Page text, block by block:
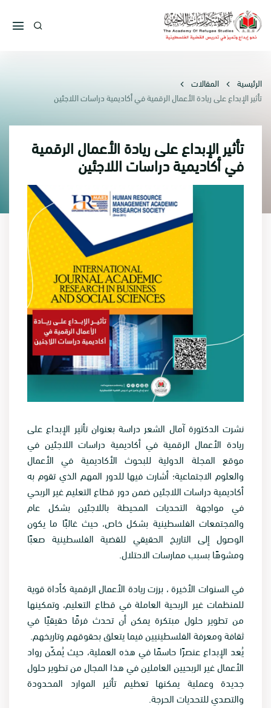
الرئيسية
المقالات
تأثير الإبداع على ريادة الأعمال الرقمية في أكاديمية دراسات اللاجئين
تأثير الإبداع على ريادة الأعمال الرقمية
في أكاديمية دراسات اللاجئين
نشرت الدكتورة آمال الشعر دراسة بعنوان تأثير الإبداع على
ريادة الأعمال الرقمية في أكاديمية دراسات اللاجئين في
موقع المجلة الدولية للبحوث الأكاديمية في الأعمال
والعلوم الاجتماعية؛ أشارت فيها للدور المهم الذي تقوم به
أكاديمية دراسات اللاجئين ضمن دور قطاع التعليم غير الربحي
في مواجهة التحديات المحيطة باللاجئين بشكل عام
والمجتمعات الفلسطينية بشكل خاص، حيث غالبًا ما يكون
الوصول إلى التاريخ الحقيقي للقضية الفلسطينية صعبًا
ومشوهًا بسبب ممارسات الاحتلال.
في السنوات الأخيرة ، برزت ريادة الأعمال الرقمية كأداة قوية
للمنظمات غير الربحية العاملة في قطاع التعليم، وتمكينها
من تطوير حلول مبتكرة يمكن أن تحدث فرقًا حقيقيًا في
ثقافة ومعرفة الفلسطينيين فيما يتعلق بحقوقهم وتاريخهم.
يُعد الإبداع عنصرًا حاسمًا في هذه العملية، حيث يُمكّن رواد
الأعمال غير الربحيين العاملين في هذا المجال من تطوير حلول
جديدة وعملية يمكنها تعظيم تأثير الموارد المحدودة
والتصدي للتحديات الحرجة.